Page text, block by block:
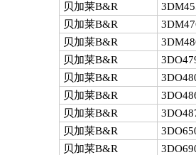
贝加莱B&R
贝加莱B&R
贝加莱B&R
贝加莱B&R
贝加莱B&R
贝加莱B&R
贝加莱B&R
贝加莱B&R
贝加莱B&R